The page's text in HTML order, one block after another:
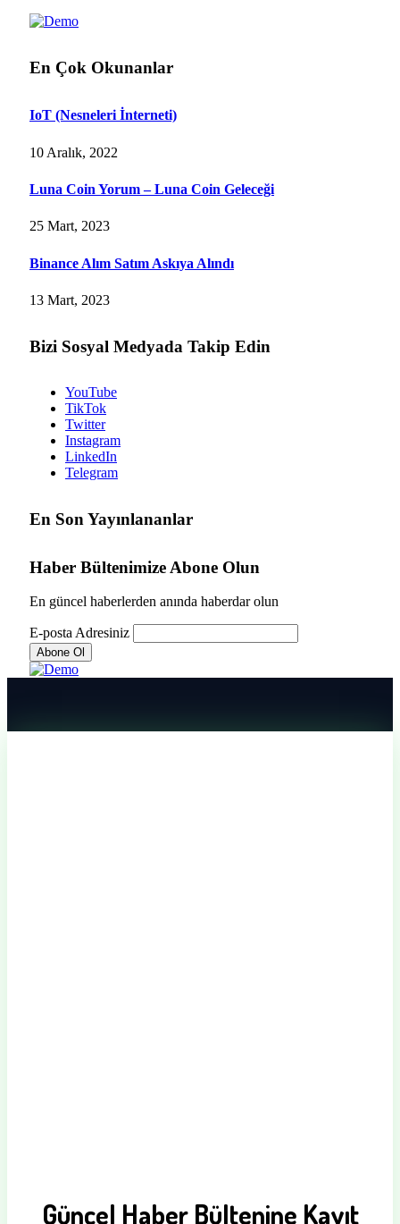
En Çok Okunanlar
IoT (Nesneleri İnterneti)
10 Aralık, 2022
Luna Coin Yorum – Luna Coin Geleceği
25 Mart, 2023
Binance Alım Satım Askıya Alındı
13 Mart, 2023
Bizi Sosyal Medyada Takip Edin
YouTube
TikTok
Twitter
Instagram
LinkedIn
Telegram
En Son Yayınlananlar
Haber Bültenimize Abone Olun
En güncel haberlerden anında haberdar olun
E-posta Adresiniz
Güncel Haber Bültenine Kayıt